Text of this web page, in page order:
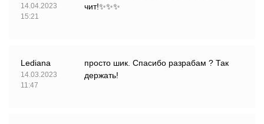
14.04.2023
15:21
чит!✨✨✨
Lediana
14.03.2023
11:47
просто шик. Спасибо разрабам ? Так
держать!